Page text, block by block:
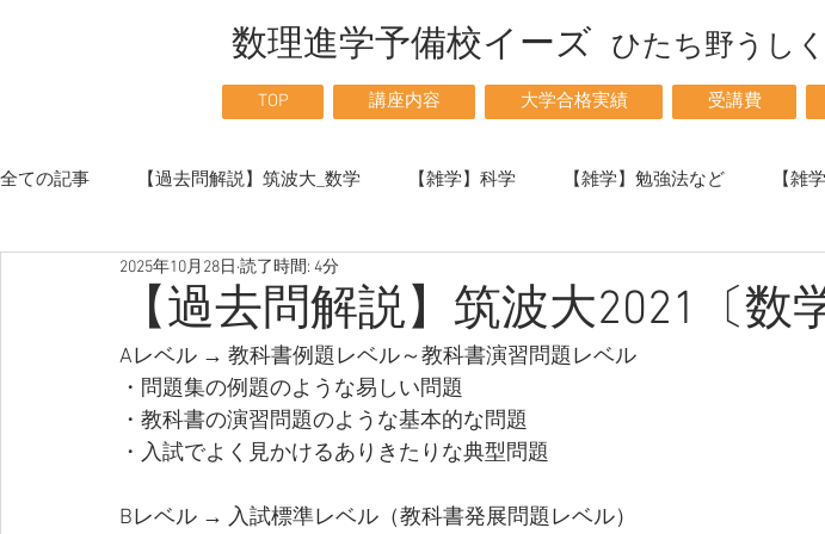
数理進学予備校イーズ ひたち野うし
TOP 講座内容 大学合格実績 受講費
全ての記事 【過去問解説】筑波大_数学 【雑学】科学 【雑学】勉強法など 【雑
【こだわり】 【高校化学】
【過去問解説】筑波大2021〔数
2025年10月28日 読了時間: 4分
Aレベル → 教科書例題レベル～教科書演習問題レベル
・問題集の例題のような易しい問題
・教科書の演習問題のような基本的な問題
・入試でよく見かけるありきたりな典型問題
Bレベル → 入試標準レベル（教科書発展問題レベル）